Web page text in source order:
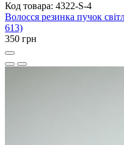
Код товара: 4322-S-4
Волосся резинка пучок
613)
350 грн